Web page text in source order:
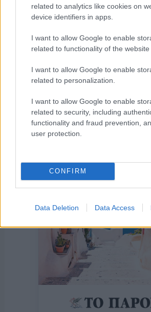
related to analytics like cookies on
device identifiers in apps.
I want to allow Google to enable
related to functionality of the website
I want to allow Google to enable
related to personalization.
I want to allow Google to enable
related to security, including
functionality and fraud prevention,
user protection.
CONFIRM
Data Deletion Data Access
Η ΣΤΗΛΗ ΜΑΣ